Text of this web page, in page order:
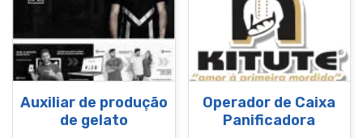
Auxiliar de produção
de gelato
Operador de Caixa
Panificadora